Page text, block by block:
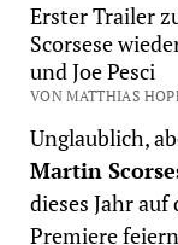
Erster Trailer
Scorsese
und Joe Pesci
VON MATTHIAS
Unglaublich,
Martin
dieses Jahr
Premiere